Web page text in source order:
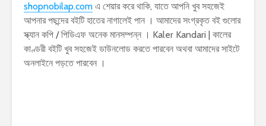
shopnobilap.com এ শেয়ার করে থাকি, যাতে আপনি খুব সহজেই
আপনার পছন্দের বইটি হাতের নাগালেই পান । আমাদের সংগ্রকৃত বই গুলোর
স্ক্যান কপি / পিডিএফ অনেক মানসম্পন্ন । Kaler Kandari | কালের
কাণ্ডরী বইটি খুব সহজেই ডাউনলোড করতে পারবেন অথবা আমাদের সাইটে
অনলাইনে পড়তে পারবেন ।